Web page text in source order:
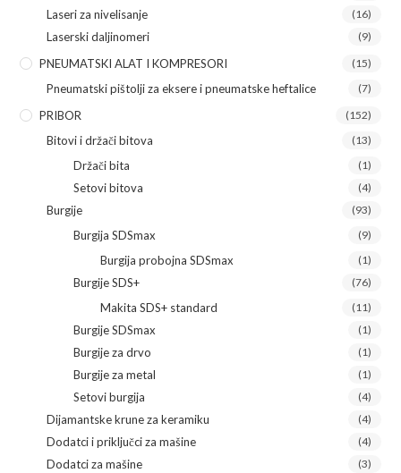
Laseri za nivelisanje (16)
Laserski daljinomeri (9)
PNEUMATSKI ALAT I KOMPRESORI (15)
Pneumatski pištolji za eksere i pneumatske heftalice (7)
PRIBOR (152)
Bitovi i držači bitova (13)
Držači bita (1)
Setovi bitova (4)
Burgije (93)
Burgija SDSmax (9)
Burgija probojna SDSmax (1)
Burgije SDS+ (76)
Makita SDS+ standard (11)
Burgije SDSmax (1)
Burgije za drvo (1)
Burgije za metal (1)
Setovi burgija (4)
Dijamantske krune za keramiku (4)
Dodatci i priključci za mašine (4)
Dodatci za mašine (3)